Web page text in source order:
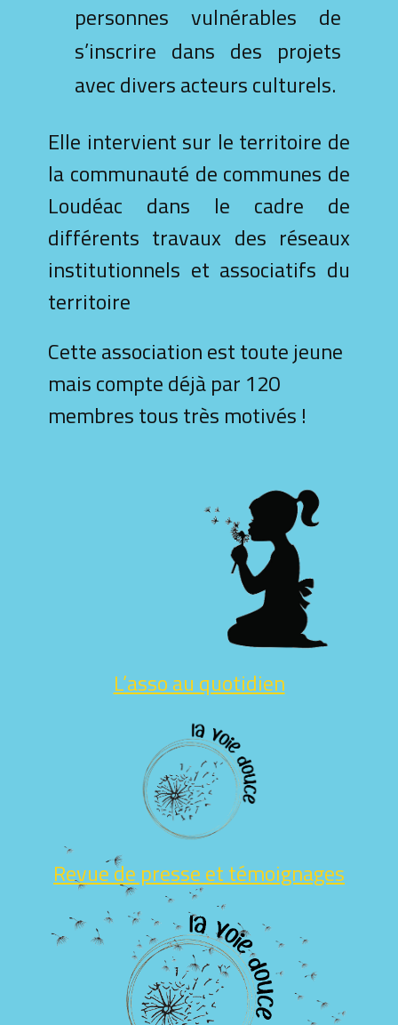
personnes vulnérables de
s’inscrire dans des projets
avec divers acteurs culturels.
Elle intervient sur le territoire de
la communauté de communes de
Loudéac dans le cadre de
différents travaux des réseaux
institutionnels et associatifs du
territoire
Cette association est toute jeune
mais compte déjà par 120
membres tous très moti​​vés !
L’asso au quotidien
Revue de presse et témoignages